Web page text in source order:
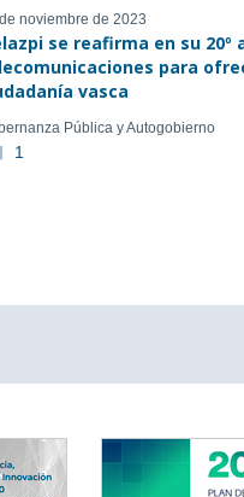
noviembre de 2023
se reafirma en su 20º
para
vasca
Pública y Autogobierno
1